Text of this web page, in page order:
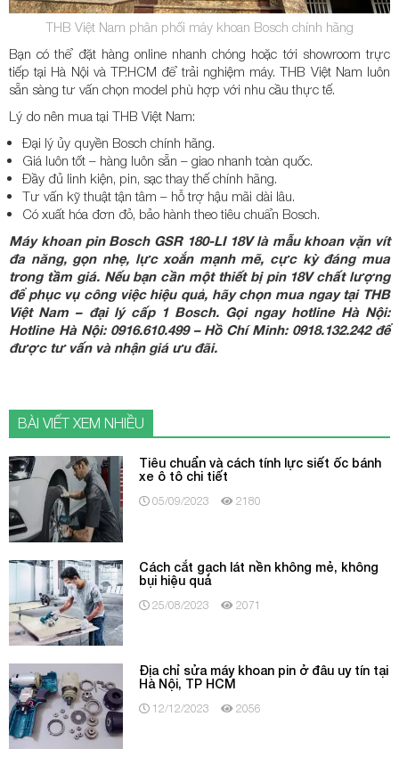
THB Việt Nam phân phối máy khoan Bosch chính hãng
Bạn có thể đặt hàng online nhanh chóng hoặc tới showroom trực
tiếp tại Hà Nội và TP.HCM để trải nghiệm máy. THB Việt Nam luôn
sẵn sàng tư vấn chọn model phù hợp với nhu cầu thực tế.
Lý do nên mua tại THB Việt Nam:
Đại lý ủy quyền Bosch chính hãng.
Giá luôn tốt – hàng luôn sẵn – giao nhanh toàn quốc.
Đầy đủ linh kiện, pin, sạc thay thế chính hãng.
Tư vấn kỹ thuật tận tâm – hỗ trợ hậu mãi dài lâu.
Có xuất hóa đơn đỏ, bảo hành theo tiêu chuẩn Bosch.
Máy khoan pin Bosch GSR 180-LI 18Vlà mẫu khoan vặn vít
đa năng, gọn nhẹ, lực xoắn mạnh mẽ, cực kỳ đáng mua
trong tầm giá. Nếu bạn cần một thiết bị pin 18V chất lượng
để phục vụ công việc hiệu quả, hãy chọn mua ngay tại THB
Việt Nam – đại lý cấp 1 Bosch. Gọi ngay hotline Hà Nội:
Hotline Hà Nội: 0916.610.499 – Hồ Chí Minh: 0918.132.242để
được tư vấn và nhận giá ưu đãi.
BÀI VIẾT XEM NHIỀU
Tiêu chuẩn và cách tính lực siết ốc bánh
xe ô tô chi tiết
05/09/2023 2180
Cách cắt gạch lát nền không mẻ, không
bụi hiệu quả
25/08/2023 2071
Địa chỉ sửa máy khoan pin ở đâu uy tín tại
Hà Nội, TP HCM
12/12/2023 2056